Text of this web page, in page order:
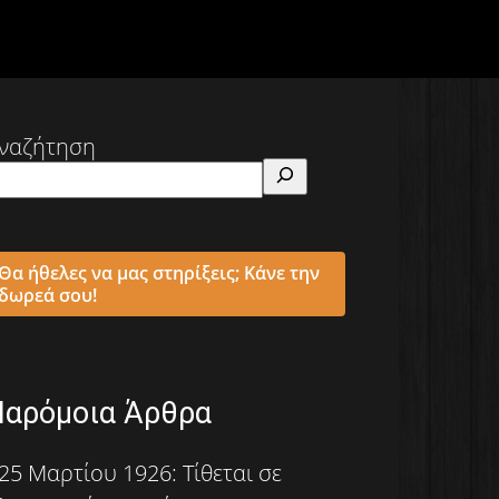
ήθελες να μας στηρίξεις; Κάνε την
σου!
Άρθρα
Μαρτίου 1926: Τίθεται σε